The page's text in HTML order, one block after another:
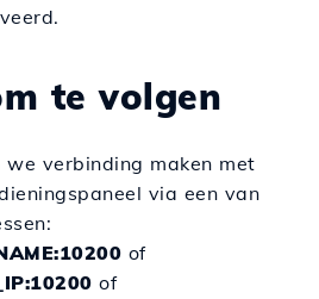
te volgen
we verbinding maken met
via een van
of
of